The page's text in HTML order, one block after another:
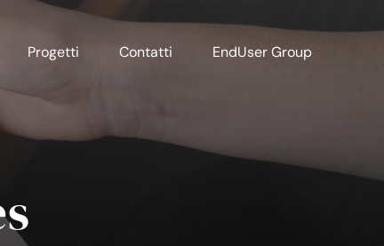
Progetti Contatti EndUser Group